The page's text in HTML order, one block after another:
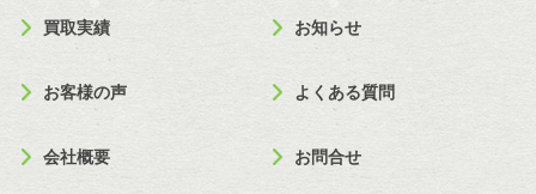
買取実績 お知らせ
お客様の声 よくある質問
会社概要 お問合せ